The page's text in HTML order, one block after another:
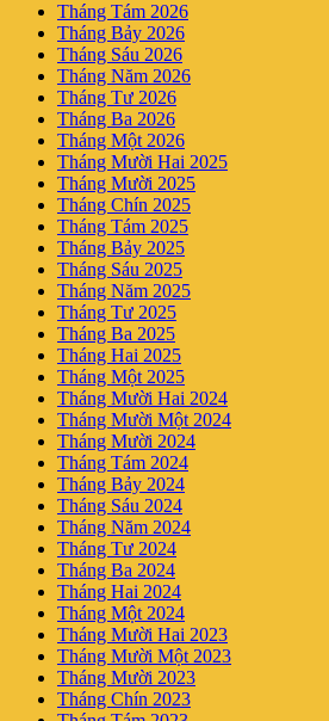
Tháng Tám 2026
Tháng Bảy 2026
Tháng Sáu 2026
Tháng Năm 2026
Tháng Tư 2026
Tháng Ba 2026
Tháng Một 2026
Tháng Mười Hai 2025
Tháng Mười 2025
Tháng Chín 2025
Tháng Tám 2025
Tháng Bảy 2025
Tháng Sáu 2025
Tháng Năm 2025
Tháng Tư 2025
Tháng Ba 2025
Tháng Hai 2025
Tháng Một 2025
Tháng Mười Hai 2024
Tháng Mười Một 2024
Tháng Mười 2024
Tháng Tám 2024
Tháng Bảy 2024
Tháng Sáu 2024
Tháng Năm 2024
Tháng Tư 2024
Tháng Ba 2024
Tháng Hai 2024
Tháng Một 2024
Tháng Mười Hai 2023
Tháng Mười Một 2023
Tháng Mười 2023
Tháng Chín 2023